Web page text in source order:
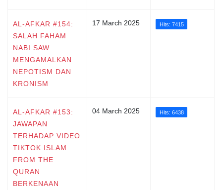
AL-AFKAR #154:
SALAH FAHAM
NABI SAW
MENGAMALKAN
NEPOTISM DAN
KRONISM
17 March 2025 Hits: 7415
AL-AFKAR #153:
JAWAPAN
TERHADAP VIDEO
TIKTOK ISLAM
FROM THE
QURAN
BERKENAAN
04 March 2025 Hits: 6438